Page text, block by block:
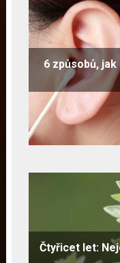
6 způsobů,
Čtyřicet let: